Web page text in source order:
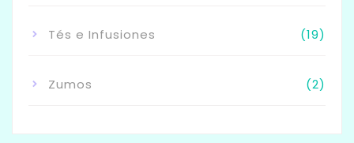
Tés e Infusiones (19)
Zumos (2)